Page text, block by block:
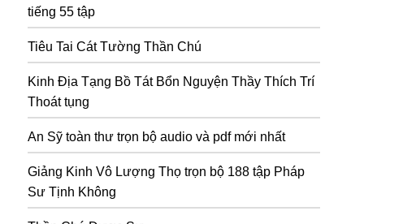
tiếng 55 tập
Tiêu Tai Cát Tường Thần Chú
Kinh Địa Tạng Bồ Tát Bổn Nguyện Thầy Thích Trí
Thoát tụng
An Sỹ toàn thư trọn bộ audio và pdf mới nhất
Giảng Kinh Vô Lượng Thọ trọn bộ 188 tập Pháp
Sư Tịnh Không